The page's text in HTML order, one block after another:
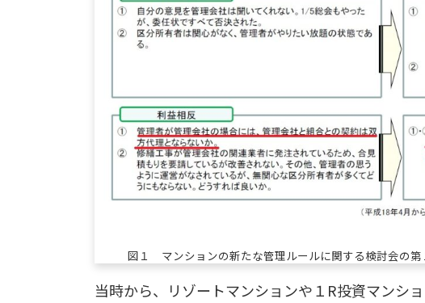
図１ マンションの新たな管理ルールに関する検討会の
当時から、リゾートマンションや１R投資マンシ